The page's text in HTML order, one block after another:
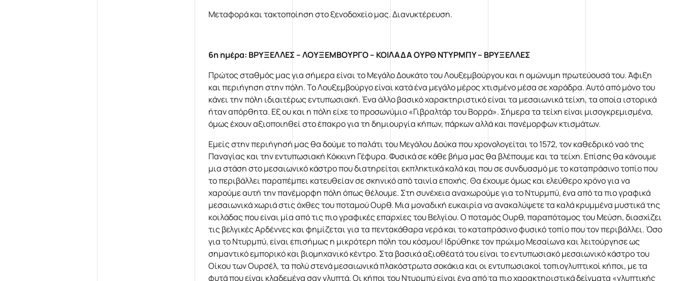
Μεταφορά και τακτοποίηση στο ξενοδοχείο μας. Διανυκτέρευση.
6η ημέρα: ΒΡΥΞΕΛΛΕΣ – ΛΟΥΞΕΜΒΟΥΡΓΟ – ΚΟΙΛΑΔΑ ΟΥΡΘ ΝΤΥΡΜΠΥ – ΒΡΥΞΕΛΛΕΣ
Πρώτος σταθμός μας για σήμερα είναι το Μεγάλο Δουκάτο του Λουξεμβούργου και η ομώνυμη πρωτεύουσά του. Άφιξη
και περιήγηση στην πόλη. Το Λουξεμβούργο είναι κατά ένα μεγάλο μέρος χτισμένο μέσα σε χαράδρα. Αυτό από μόνο του
κάνει την πόλη ιδιαιτέρως εντυπωσιακή. Ένα άλλο βασικό χαρακτηριστικό είναι τα μεσαιωνικά τείχη, τα οποία ιστορικά
ήταν απόρθητα. Εξ ου και η πόλη είχε το προσωνύμιο «Γιβραλτάρ του Βορρά». Σήμερα τα τείχη είναι μισογκρεμισμένα,
όμως έχουν αξιοποιηθεί στο έπακρο για τη δημιουργία κήπων, πάρκων αλλά και πανέμορφων κτισμάτων.
Εμείς στην περιήγησή μας θα δούμε το παλάτι του Μεγάλου Δούκα που χρονολογείται το 1572, τον καθεδρικό ναό της
Παναγίας και την εντυπωσιακή Κόκκινη Γέφυρα. Φυσικά σε κάθε βήμα μας θα βλέπουμε και τα τείχη. Επίσης θα κάνουμε
μια στάση στο μεσαιωνικό κάστρο που διατηρείται εκπληκτικά καλά και που σε συνδυασμό με το καταπράσινο τοπίο που
το περιβάλλει παραπέμπει κατευθείαν σε σκηνικό από ταινία εποχής. Θα έχουμε όμως και ελεύθερο χρόνο για να
χαρούμε αυτή την πανέμορφη πόλη όπως θέλουμε. Στη συνέχεια αναχωρούμε για το Ντυρμπύ, ένα από τα πιο γραφικά
μεσαιωνικά χωριά στις όχθες του ποταμού Ουρθ. Μια μοναδική ευκαιρία να ανακαλύψετε τα καλά κρυμμένα μυστικά της
κοιλάδας που είναι μία από τις πιο γραφικές επαρχίες του Βελγίου. Ο ποταμός Ουρθ, παραπόταμος του Μεύση, διασχίζει
τις βελγικές Αρδέννες και φημίζεται για τα πεντακάθαρα νερά και το καταπράσινο φυσικό τοπίο που τον περιβάλλει. Όσο
για το Ντυρμπύ, είναι επισήμως η μικρότερη πόλη του κόσμου! Ιδρύθηκε τον πρώιμο Μεσαίωνα και λειτούργησε ως
σημαντικό εμπορικό και βιομηχανικό κέντρο. Στα βασικά αξιοθέατά του είναι το εντυπωσιακό μεσαιωνικό κάστρο του
Οίκου των Ουρσέλ, τα πολύ στενά μεσαιωνικά πλακόστρωτα σοκάκια και οι εντυπωσιακοί τοπιογλυπτικοί κήποι, με τα
φυτά που είναι κλαδεμένα σαν γλυπτά. Οι κήποι του Ντυρμπύ είναι ένα από τα πιο χαρακτηριστικά δείγματα «γλυπτικής